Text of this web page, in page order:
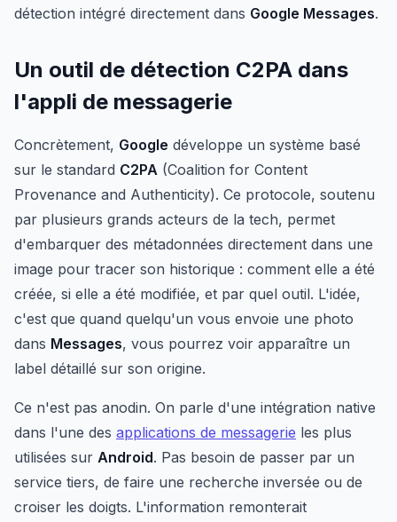
détection intégré directement dans Google Messages.
Un outil de détection C2PA dans
l'appli de messagerie
Concrètement, Google développe un système basé
sur le standard C2PA (Coalition for Content
Provenance and Authenticity). Ce protocole, soutenu
par plusieurs grands acteurs de la tech, permet
d'embarquer des métadonnées directement dans une
image pour tracer son historique : comment elle a été
créée, si elle a été modifiée, et par quel outil. L'idée,
c'est que quand quelqu'un vous envoie une photo
dans Messages, vous pourrez voir apparaître un
label détaillé sur son origine.
Ce n'est pas anodin. On parle d'une intégration native
dans l'une des applications de messagerie les plus
utilisées sur Android. Pas besoin de passer par un
service tiers, de faire une recherche inversée ou de
croiser les doigts. L'information remonterait